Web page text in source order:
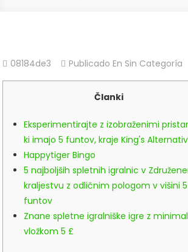
08184de3 Publicado En Sin Categoría
Članki
Eksperimentirajte z izobraženimi
ki imajo 5 funtov, kraje King's
Happytiger Bingo
5 najboljših spletnih igralnic v
kraljestvu z odličnim pologom v višini 5
funtov
Znane spletne igralniške igre z
vložkom 5 £